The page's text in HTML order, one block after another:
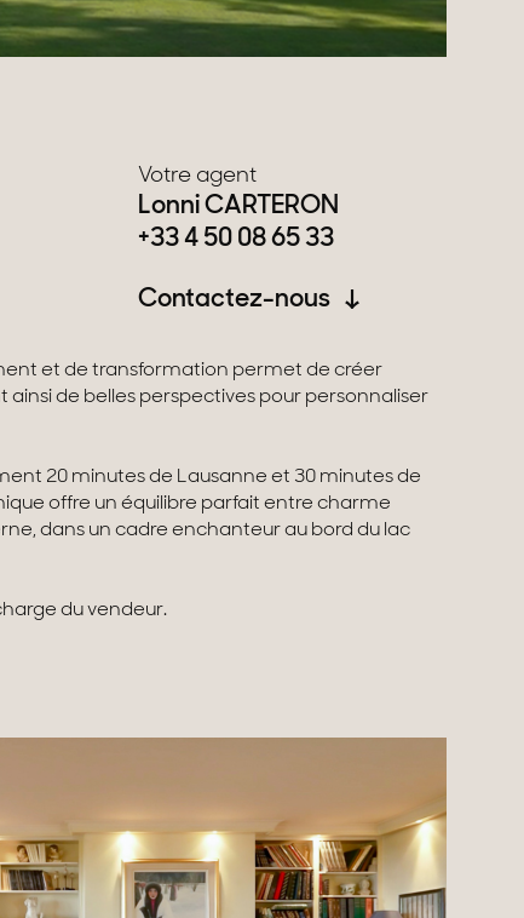
Votre agent
Lonni CARTERON
+33 4 50 08 65 33
Contactez-nous
et de transformation permet de créer
ainsi de belles perspectives pour personnaliser
20 minutes de Lausanne et 30 minutes de
offre un équilibre parfait entre charme
dans un cadre enchanteur au bord du lac
du vendeur.